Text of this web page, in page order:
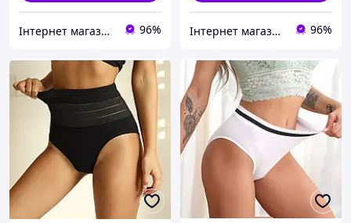
Інтернет магазин "Monik" - товари для всієї родини 96% Інтернет магазин "Monik" - товари для всієї родини 96%